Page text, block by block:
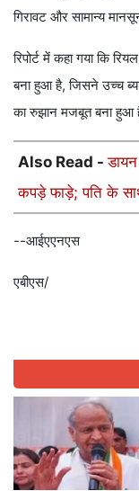
गिरावट और सामान्य
रिपोर्ट में कहा गया कि
बना हुआ है, जिसने उच्च
का रुझान मजबूत बना हुआ
Also Read -
कपड़े फाड़े; पति के
--आईएएनएस
एबीएस/